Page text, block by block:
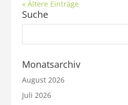
« Ältere Einträge
Suche
Monatsarchiv
August 2026
Juli 2026